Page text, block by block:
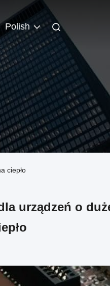
Polish
ciepło
urządzeń o